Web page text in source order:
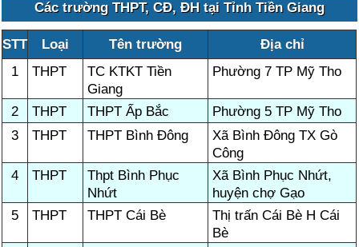
Các trường THPT, CĐ, ĐH tại Tỉnh Tiền Giang
STT Loại Tên trường
Địa chỉ
1
THPT
TC KTKT Tiền
Giang
Phường 7 TP Mỹ Tho
2 THPT THPT Ấp Bắc
Phường 5 TP Mỹ Tho
3
THPT THPT Bình Đông
Xã Bình Đông TX Gò
Công
4
THPT
Thpt Bình Phục
Nhứt
Xã Bình Phục Nhứt,
huyện chợ Gạo
5
THPT THPT Cái Bè
Thị trấn Cái Bè H Cái
Bè